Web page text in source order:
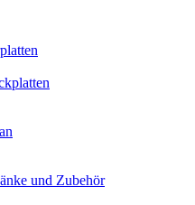
und Zubehör